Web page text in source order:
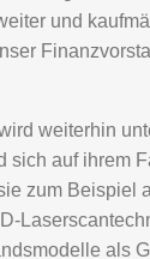
und
weiterhin
sich auf ihrem
zum Beispiel
als